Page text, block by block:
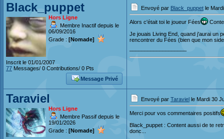
Black_puppet
Hors Ligne
Membre Inactif depuis le
06/09/2016
Grade : [Nomade]
Inscrit le 01/01/2007
77 Messages/ 0 Contributions/ 0 Pts
Message Privé
Envoyé par Black_puppet le
Alors c'était toi le joueur Fées
Je jouais Living End, quand j'aurai un
rencontrer du Fées (bien que mon
Taraviel
Hors Ligne
Membre Passif depuis le
19/01/2026
Grade : [Nomade]
Envoyé par Taraviel le Mardi 30
Merci pour vos commentaires positifs
Black_puppet : Content aussi de te
donc...